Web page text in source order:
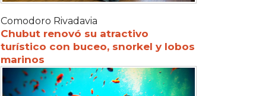
Comodoro Rivadavia
Chubut renovó su atractivo
turístico con buceo, snorkel y lobos
marinos